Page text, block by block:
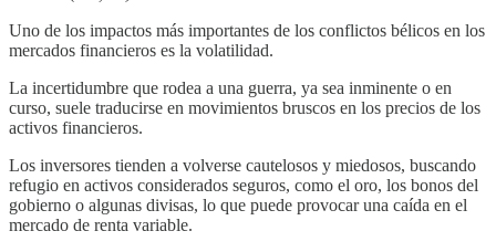
Uno de los impactos más importantes de los conflictos bélicos en los
mercados financieros es la volatilidad.
La incertidumbre que rodea a una guerra, ya sea inminente o en
curso, suele traducirse en movimientos bruscos en los precios de los
activos financieros.
Los inversores tienden a volverse cautelosos y miedosos, buscando
refugio en activos considerados seguros, como el oro, los bonos del
gobierno o algunas divisas, lo que puede provocar una caída en el
mercado de renta variable.